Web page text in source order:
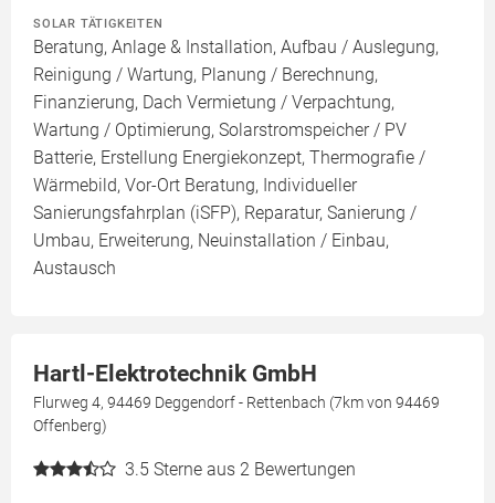
SOLAR TÄTIGKEITEN
Beratung, Anlage & Installation, Aufbau / Auslegung,
Reinigung / Wartung, Planung / Berechnung,
Finanzierung, Dach Vermietung / Verpachtung,
Wartung / Optimierung, Solarstromspeicher / PV
Batterie, Erstellung Energiekonzept, Thermografie /
Wärmebild, Vor-Ort Beratung, Individueller
Sanierungsfahrplan (iSFP), Reparatur, Sanierung /
Umbau, Erweiterung, Neuinstallation / Einbau,
Austausch
Hartl-Elektrotechnik GmbH
Flurweg 4, 94469 Deggendorf - Rettenbach (7km von 94469
Offenberg)
3.5 Sterne aus 2 Bewertungen